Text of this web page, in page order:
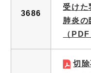
3686
受けた
肺炎の
（
切